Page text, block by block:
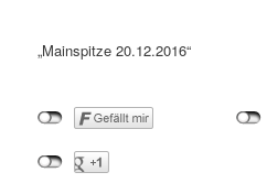
„Mainspitze 20.12.2016“